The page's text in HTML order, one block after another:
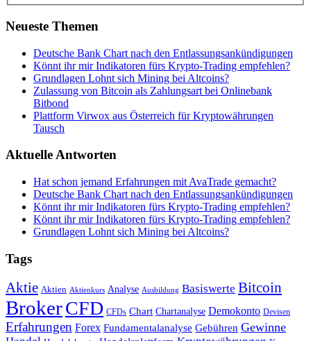
Neueste Themen
Deutsche Bank Chart nach den Entlassungsankündigungen
Könnt ihr mir Indikatoren fürs Krypto-Trading empfehlen?
Grundlagen Lohnt sich Mining bei Altcoins?
Zulassung von Bitcoin als Zahlungsart bei Onlinebank
Bitbond
Plattform Virwox aus Österreich für Kryptowährungen
Tausch
Aktuelle Antworten
Hat schon jemand Erfahrungen mit AvaTrade gemacht?
Deutsche Bank Chart nach den Entlassungsankündigungen
Könnt ihr mir Indikatoren fürs Krypto-Trading empfehlen?
Könnt ihr mir Indikatoren fürs Krypto-Trading empfehlen?
Grundlagen Lohnt sich Mining bei Altcoins?
Tags
Aktie Aktien Aktienkurs Analyse Ausbildung Basiswerte Bitcoin
BrokerCFD CFDs Chart Chartanalyse Demokonto Devisen
Erfahrungen Forex Fundamentalanalyse Gebühren Gewinne